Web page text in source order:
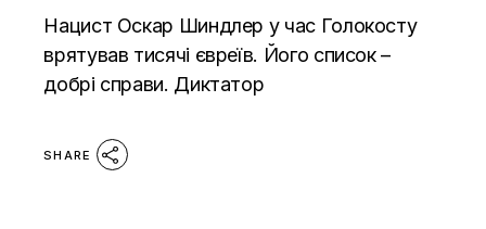
Нацист Оскар Шиндлер у час Голокосту
врятував тисячі євреїв. Його список –
добрі справи. Диктатор
SHARE